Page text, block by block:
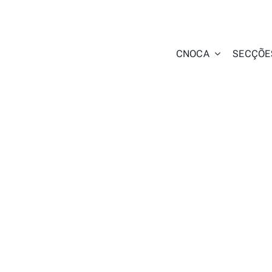
CNOCA